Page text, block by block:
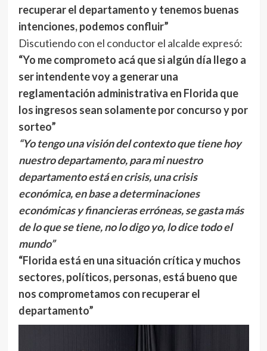
recuperar el departamento y tenemos buenas
intenciones, podemos confluir”
Discutiendo con el conductor el alcalde expresó:
“Yo me comprometo acá que si algún día llego a
ser intendente voy a generar una
reglamentación administrativa en Florida que
los ingresos sean solamente por concurso y por
sorteo”
“Yo tengo una visión del contexto que tiene hoy
nuestro departamento, para mi nuestro
departamento está en crisis, una crisis
económica, en base a determinaciones
económicas y financieras erróneas, se gasta más
de lo que se tiene, no lo digo yo, lo dice todo el
mundo”
“Florida está en una situación crítica y muchos
sectores, políticos, personas, está bueno que
nos comprometamos con recuperar el
departamento”